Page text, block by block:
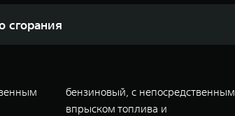
сгорания
бензиновый, с непосредственным
впрыском топлива и